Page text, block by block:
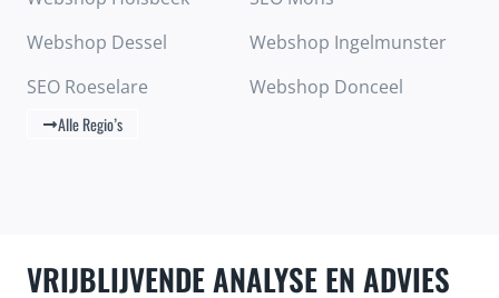
Webshop Dessel
Webshop Ingelmunster
SEO Roeselare
Webshop Donceel
Alle Regio’s
VRIJBLIJVENDE ANALYSE EN ADVIES